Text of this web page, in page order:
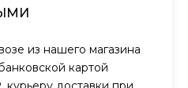
из нашего магазина
картой